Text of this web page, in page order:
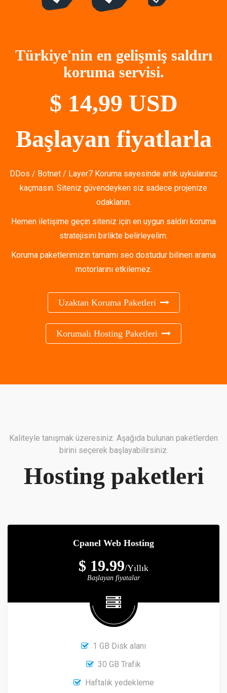
Türkiye'nin en gelişmiş saldırı
koruma servisi.
$ 14,99 USD
Başlayan fiyatlarla
DDos / Botnet / Layer7 Koruma sayesinde artık uykularınız
kaçmasın. Siteniz güvendeyken siz sadece projenize
odaklanın.
Hemen iletişime geçin siteniz için en uygun saldırı koruma
stratejisini birlikte belirleyelim.
Koruma paketlerimizin tamamı seo dostudur bilinen arama
motorlarını etkilemez.
Uzaktan Koruma Paketleri
Korumalı Hosting Paketleri
Kaliteyle tanışmak üzeresiniz. Aşağıda bulunan paketlerden
birini seçerek başlayabilirsiniz.
Hosting paketleri
Cpanel Web Hosting
$ 19.99/Yıllık
Başlayan fiyatalar
1 GB Disk alanı
30 GB Trafik
Haftalık yedekleme